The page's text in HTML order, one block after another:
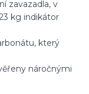
zavazadla, v
kg indikátor
který
náročnými